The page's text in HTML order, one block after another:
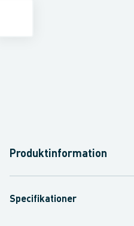
Produktinformation
Specifikationer